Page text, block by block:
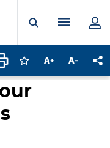
Ouvrir laMenu
Connectez-vous
Augmenter la